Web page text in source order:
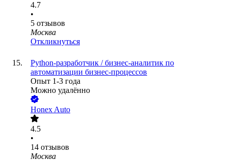
4.7
•
5 отзывов
Москва
Откликнуться
Python-разработчик / бизнес-аналитик по
автоматизации бизнес-процессов
Опыт 1-3 года
Можно удалённо
Honex Auto
4.5
•
14 отзывов
Москва